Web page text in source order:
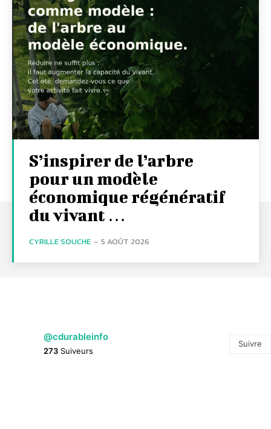
S’inspirer de l’arbre
pour un modèle
économique régénératif
du vivant …
CYRILLE SOUCHE - 5 AOÛT 2026
@cdurableinfo
273 Suiveurs
Suivre